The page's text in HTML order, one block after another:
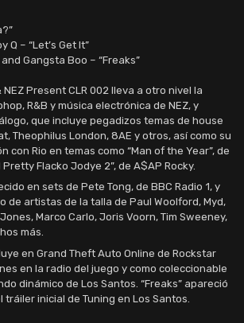
Q – “Let’s Get It”
Gangsta Boo – “Freaks”
Present CLR 002 lleva a otro nivel la
R&B y música electrónica de NEZ, y
que incluye pegadizos temas de house
Theophilus London, 8AE y otros, así como su
con Rio en temas como “Man of the Year”, de
Pretty Flacko Jodye 2”, de A$AP Rocky.
en sets de Pete Tong, de BBC Radio 1, y
de artistas de la talla de Paul Woolford, Myd,
Marco Carlo, Joris Voorn, Tim Sweeney,
más.
en Grand Theft Auto Online de Rockstar
en la radio del juego y como coleccionable
dinámico de Los Santos. “Freaks” apareció
inicial de Tuning en Los Santos.